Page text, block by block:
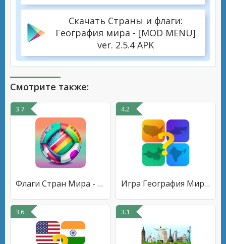
Скачать Страны и флаги:
География мира - [MOD MENU]
ver. 2.5.4 APK
Смотрите также:
3.7
Флаги Стран Мира - География
4.2
Игра География Мира Викторина
3.6 3.1